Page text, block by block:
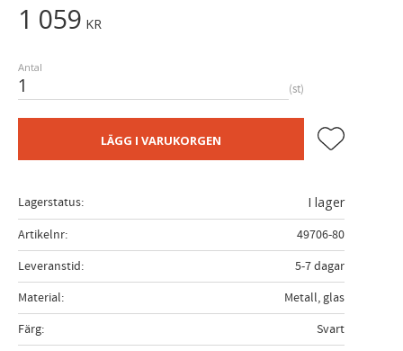
1 059 KR
Antal
st
LÄGG I VARUKORGEN Lägg till i
Lagerstatus
I lager
Artikelnr
49706-80
Leveranstid
5-7 dagar
Material
Metall, glas
Färg
Svart